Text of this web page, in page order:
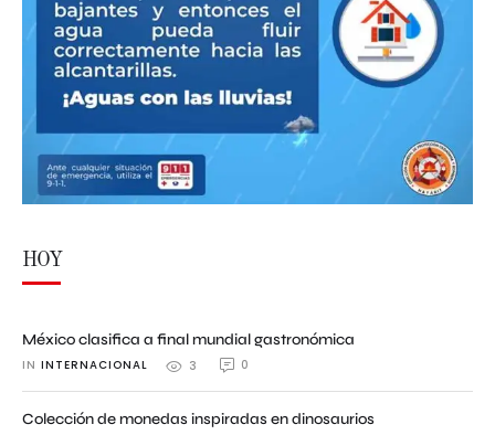
HOY
México clasifica a final mundial gastronómica
IN INTERNACIONAL 3 0
Colección de monedas inspiradas en dinosaurios